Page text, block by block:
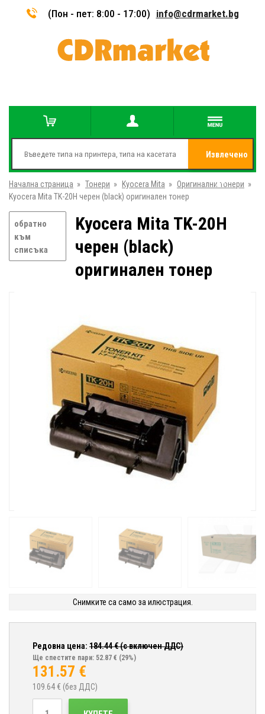
(Пон - пет: 8:00 - 17:00) info@cdrmarket.bg
Извлечено
от
Начална страница » Тонери » Kyocera Mita » Оригинални тонери »
Kyocera Mita TK-20H черен (black) оригинален тонер
обратно
към
списъка
Kyocera Mita TK-20H
черен (black)
оригинален тонер
Снимките са само за илюстрация.
Редовна цена: 184.44€ (с включен ДДС)
Ще спестите пари: 52.87 € (29%)
131.57 €
109.64 € (без ДДС)